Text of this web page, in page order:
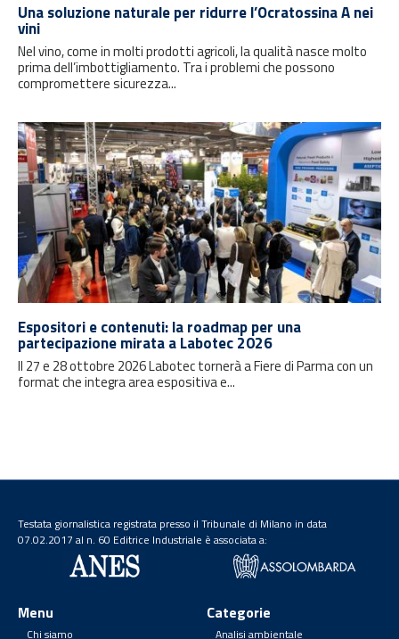
Una soluzione naturale per ridurre l’Ocratossina A nei
vini
Nel vino, come in molti prodotti agricoli, la qualità nasce molto
prima dell’imbottigliamento. Tra i problemi che possono
compromettere sicurezza...
Espositori e contenuti: la roadmap per una
partecipazione mirata a Labotec 2026
Il 27 e 28 ottobre 2026 Labotec tornerà a Fiere di Parma con un
format che integra area espositiva e...
Testata giornalistica registrata presso il Tribunale di Milano in data
07.02.2017 al n. 60 Editrice Industriale è associata a:
Menu
Chi siamo
Categorie
Analisi ambientale